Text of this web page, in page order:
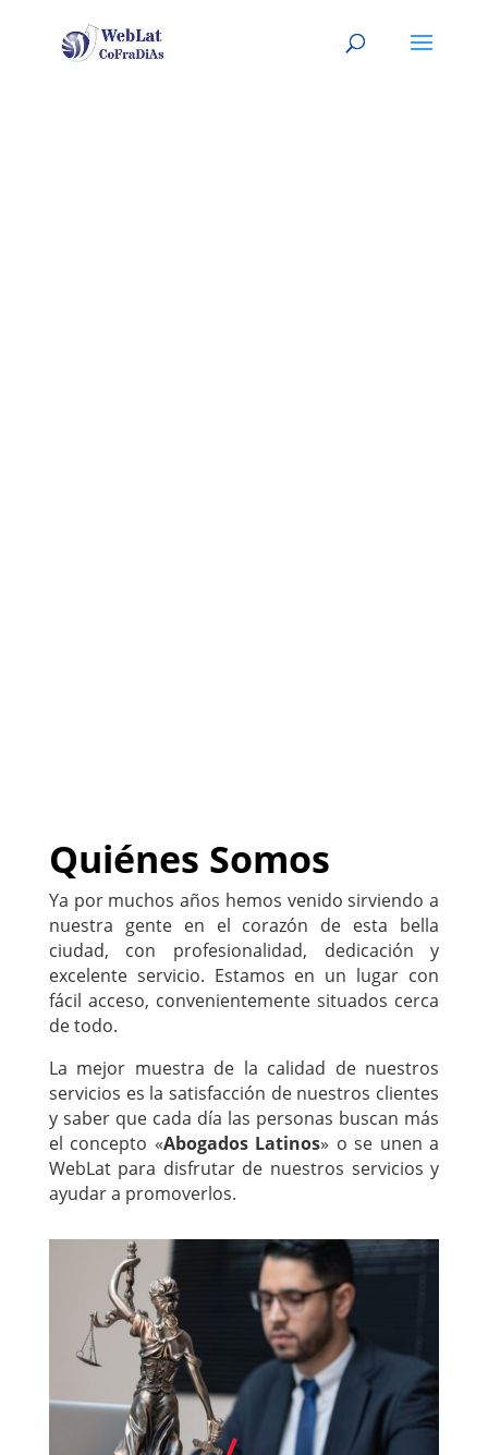
Quiénes Somos
Ya por muchos años hemos venido sirviendo a
nuestra gente en el corazón de esta bella
ciudad, con profesionalidad, dedicación y
excelente servicio. Estamos en un lugar con
fácil acceso, convenientemente situados cerca
de todo.
La mejor muestra de la calidad de nuestros
servicios es la satisfacción de nuestros clientes
y saber que cada día las personas buscan más
el concepto «Abogados Latinos» o se unen a
WebLat para disfrutar de nuestros servicios y
ayudar a promoverlos.